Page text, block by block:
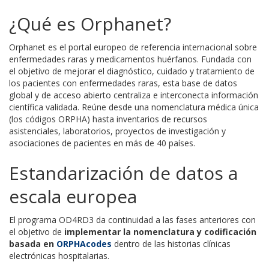
¿Qué es Orphanet?
Orphanet es el portal europeo de referencia internacional sobre
enfermedades raras y medicamentos huérfanos. Fundada con
el objetivo de mejorar el diagnóstico, cuidado y tratamiento de
los pacientes con enfermedades raras, esta base de datos
global y de acceso abierto centraliza e interconecta información
científica validada. Reúne desde una nomenclatura médica única
(los códigos ORPHA) hasta inventarios de recursos
asistenciales, laboratorios, proyectos de investigación y
asociaciones de pacientes en más de 40 países.
Estandarización de datos a
escala europea
El programa OD4RD3 da continuidad a las fases anteriores con
el objetivo de implementar la nomenclatura y codificación
basada en ORPHAcodes dentro de las historias clínicas
electrónicas hospitalarias.